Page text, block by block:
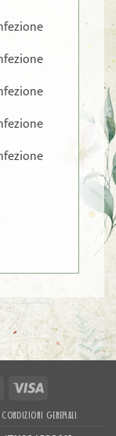
MasterCardVisa
CONDIZIONI GENERALI